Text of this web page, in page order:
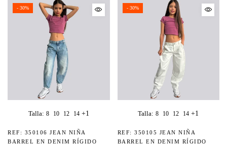
- 30%
Talla: 8 10 12 14 +1
REF: 350106 JEAN NIÑA
BARREL EN DENIM RÍGIDO
- 30%
Talla: 8 10 12 14 +1
REF: 350105 JEAN NIÑA
BARREL EN DENIM RÍGIDO